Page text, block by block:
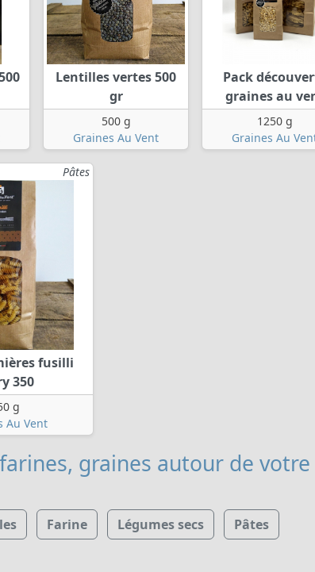
Lentilles vertes 500
gr
500 g
Graines Au Vent
Pack
graines au
1250 g
Graines Au
Pâtes
fusilli
350
g
Au Vent
graines autour de
Farine Légumes secs Pâtes